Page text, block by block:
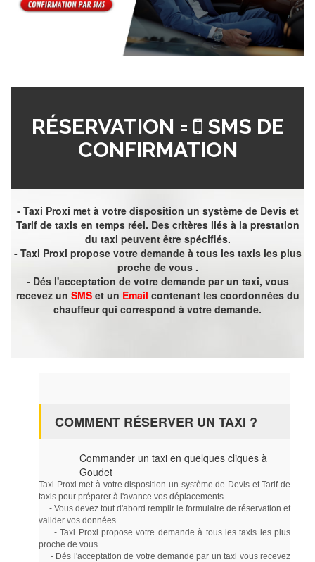
RÉSERVATION =
SMS DE
CONFIRMATION
- Taxi Proxi met à votre disposition un système de Devis et
Tarif de taxis en temps réel. Des critères liés à la prestation
du taxi peuvent être spécifiés.
- Taxi Proxi propose votre demande à tous les taxis les plus
proche de vous .
- Dés l'acceptation de votre demande par un taxi, vous
recevez un SMSet un Email contenant les coordonnées du
chauffeur qui correspond à votre demande.
COMMENT RÉSERVER UN TAXI ?
Commander un taxi en quelques cliques à
Goudet
Taxi Proxi met à votre disposition un système de Devis et Tarif de
taxis pour préparer à l'avance vos déplacements.
- Vous devez tout d'abord remplir le formulaire de réservation et
valider vos données
- Taxi Proxi propose votre demande à tous les taxis les plus
proche de vous
- Dés l'acceptation de votre demande par un taxi vous recevez